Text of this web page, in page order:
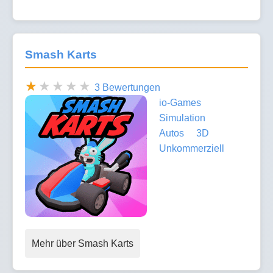
Smash Karts
3 Bewertungen
io-Games
Simulation
Autos
3D
Unkommerziell
Mehr über Smash Karts